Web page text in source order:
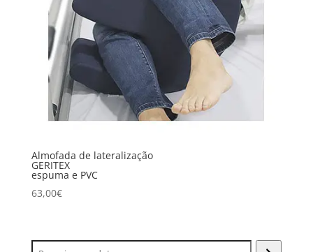
Almofada de lateralização
GERITEX
espuma e PVC
63,00€